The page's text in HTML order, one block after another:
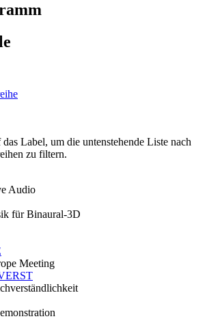
Label, um die untenstehende Liste nach
zu filtern.
Audio
für Binaural-3D
Meeting